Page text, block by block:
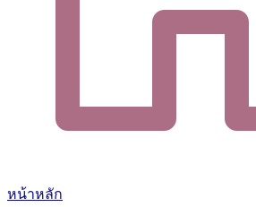
หน้าหลัก